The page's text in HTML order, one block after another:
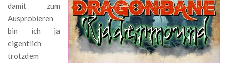
damit zum
Ausprobieren
bin ich ja
eigentlich
trotzdem